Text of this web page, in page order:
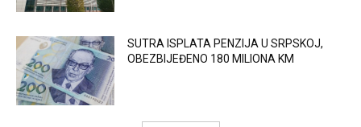
SUTRA ISPLATA PENZIJA U SRPSKOJ,
OBEZBIJEĐENO 180 MILIONA KM